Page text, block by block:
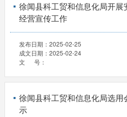
徐闻县科工贸和信息化局开
经营宣传工作
发布日期： 2025-02-25
成文日期： 2025-02-24
文 号：
徐闻县科工贸和信息化局选
示